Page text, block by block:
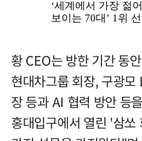
황 CEO는 방한 기간 동
현대차그룹 회장, 구광
장 등과 AI 협력 방안 등
홍대입구에서 열린 '삼